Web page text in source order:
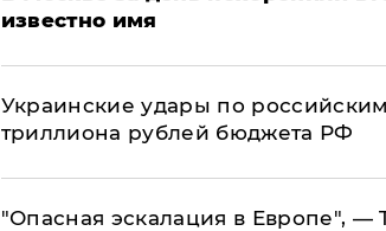
известно имя
Украинские удары по
триллиона рублей бюджета РФ
"Опасная эскалация в Европе", —